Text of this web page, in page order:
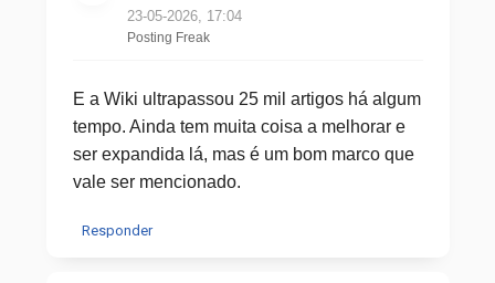
23-05-2026, 17:04
Posting Freak
E a Wiki ultrapassou 25 mil artigos há algum
tempo. Ainda tem muita coisa a melhorar e
ser expandida lá, mas é um bom marco que
vale ser mencionado.
Responder